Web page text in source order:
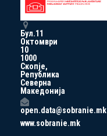
Бул.11
Октомври
10
1000
Скопје,
Република
Северна
Македонија
open.data@sobranie.mk
www.sobranie.mk